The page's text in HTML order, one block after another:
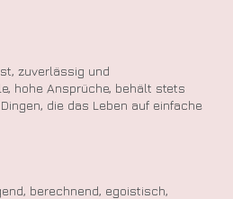
zuverlässig und
hohe Ansprüche, behält stets
die das Leben auf einfache
berechnend, egoistisch,